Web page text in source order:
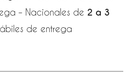
– Nacionales de 2 a 3
de entrega